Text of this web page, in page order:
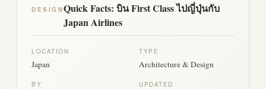
DESIGNQuick Facts: บิน First Class ไปญี่ปุ่นกับ
Japan Airlines
LOCATION
Japan
TYPE
Architecture & Design
BY UPDATED